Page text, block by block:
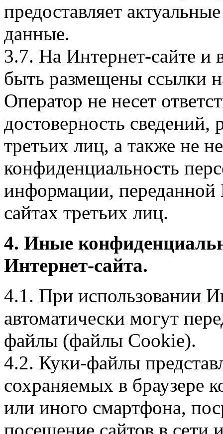
предоставляет
данные.
3.7. На Интернет-сайте
быть размещены ссылки
Оператор не несет
достоверность
третьих лиц, а также не
конфиденциальность
информации, переданной
сайтах третьих лиц.
4. Иные
Интернет-сайта.
4.1. При использовании
автоматически могут
файлы (файлы Cookie).
4.2. Куки-файлы
сохраняемых в браузере
или иного смартфона,